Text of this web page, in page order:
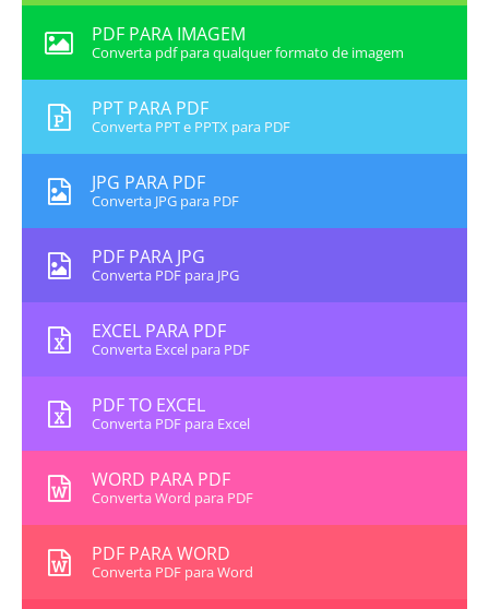
PDF PARA IMAGEM
Converta pdf para qualquer formato de imagem
PPT PARA PDF
Converta PPT e PPTX para PDF
JPG PARA PDF
Converta JPG para PDF
PDF PARA JPG
Converta PDF para JPG
EXCEL PARA PDF
Converta Excel para PDF
PDF TO EXCEL
Converta PDF para Excel
WORD PARA PDF
Converta Word para PDF
PDF PARA WORD
Converta PDF para Word